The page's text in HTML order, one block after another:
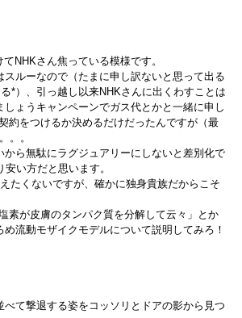
NHKさん焦っている模様です。
ルーなので（たまに申し訳ないと思って出る
*）、引っ越し以来NHKさんに出くわすことは
ょうキャンペーンでガス代とかと一緒に申し
約をつけるか決めるだけだったんですが（最
。。
ら無駄にラグジュアリーにしないと差別化で
い方だと思います。
たくないですが、確かに独身貴族だからこそ
が皮膚のタンパク質を分解して云々」とか
流動モザイクモデルについて説明してみろ！
て撃退する姿をコッソリとドアの影から見つ